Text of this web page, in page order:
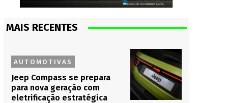
MAIS RECENTES
AUTOMOTIVAS
Jeep Compass se prepara
para nova geração com
eletrificação estratégica